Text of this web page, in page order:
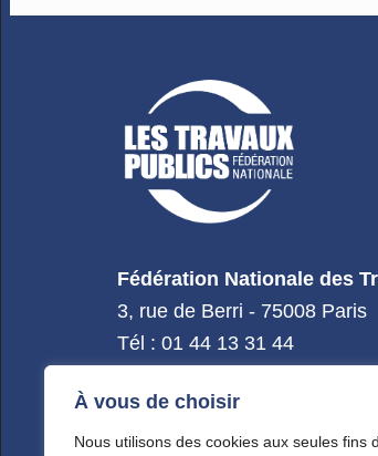
À vous de choisir
Nous utilisons des cookies aux seules fins
Fédération Nationale des
3, rue de Berri - 75008 Paris
Tél : 01 44 13 31 44